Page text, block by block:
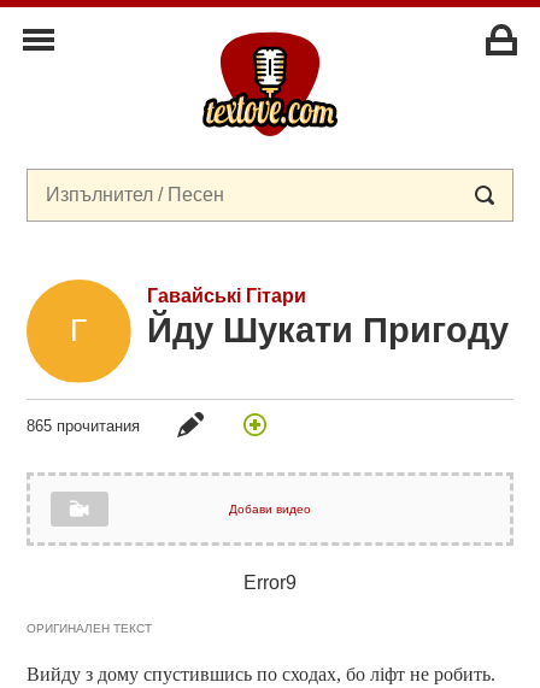
Гавайські Гітари
Йду Шукати Пригоду
865 прочитания
Добави видео
Error9
ОРИГИНАЛЕН ТЕКСТ
Вийду з дому спустившись по сходах, бо ліфт не робить.